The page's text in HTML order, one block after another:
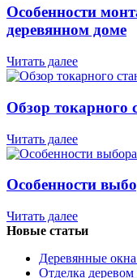
Особенности
деревянном доме
Читать далее
Обзор токарного
Читать далее
Особенности
Читать далее
Новые статьи
Деревянные
Отделка деревом